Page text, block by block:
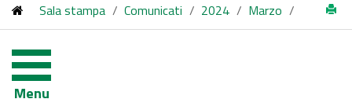
Sala stampa / Comunicati / 2024 / Marzo /
Policlinico
Menu